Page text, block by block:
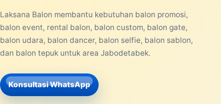
Laksana Balon membantu kebutuhan balon promosi,
balon event, rental balon, balon custom, balon gate,
balon udara, balon dancer, balon selfie, balon sablon,
dan balon tepuk untuk area Jabodetabek.
Konsultasi WhatsApp